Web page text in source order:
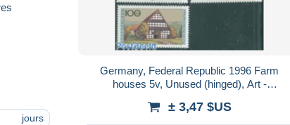
jours
Germany, Federal Republic 1996 Farm
houses 5v, Unused (hinged), Art -
± 3,47 $US